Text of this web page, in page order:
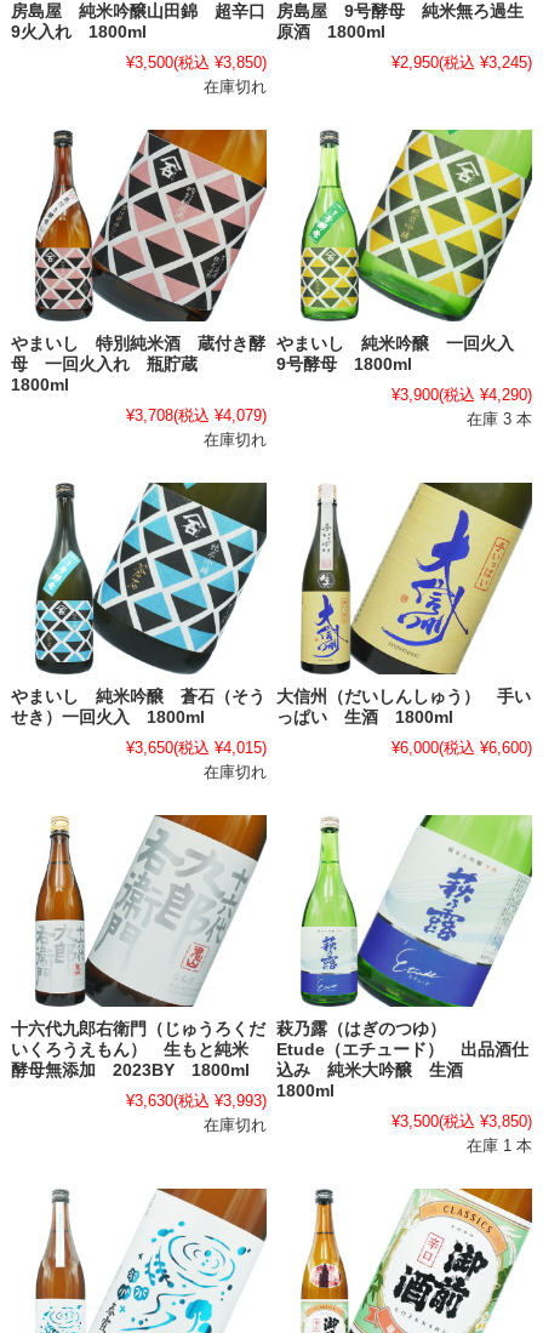
房島屋 純米吟醸山田錦 超辛口
9火入れ 1800ml
¥3,500(税込 ¥3,850)
在庫切れ
房島屋 9号酵母 純米無ろ過生
原酒 1800ml
¥2,950(税込 ¥3,245)
やまいし 特別純米酒 蔵付き酵
母 一回火入れ 瓶貯蔵
1800ml
¥3,708(税込 ¥4,079)
在庫切れ
やまいし 純米吟醸 一回火入
9号酵母 1800ml
¥3,900(税込 ¥4,290)
在庫 3 本
やまいし 純米吟醸 蒼石（そう
せき）一回火入 1800ml
¥3,650(税込 ¥4,015)
在庫切れ
大信州（だいしんしゅう） 手い
っぱい 生酒 1800ml
¥6,000(税込 ¥6,600)
十六代九郎右衛門（じゅうろくだ
いくろうえもん） 生もと純米
酵母無添加 2023BY 1800ml
¥3,630(税込 ¥3,993)
在庫切れ
萩乃露（はぎのつゆ）
Etude（エチュード） 出品酒仕
込み 純米大吟醸 生酒
1800ml
¥3,500(税込 ¥3,850)
在庫 1 本